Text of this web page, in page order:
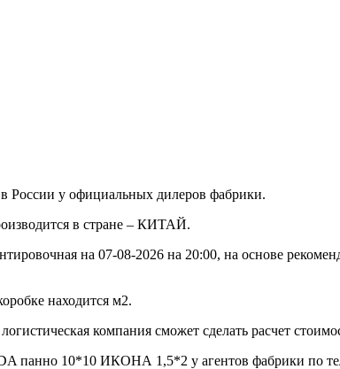
России у официальных дилеров фабрики.
в стране – КИТАЙ.
на 07-08-2026 на 20:00, на основе
находится м2.
компания сможет сделать расчет
панно 10*10 ИКОНА 1,5*2 у агентов фабрики по